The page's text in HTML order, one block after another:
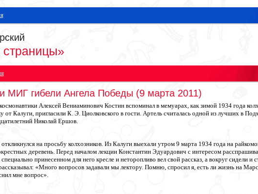
МИГ гибели Ангела Победы (9 марта 2011)
Алексей Вениаминович Костин вспоминал в мемуарах, как зимой 1934 года
от Калуги, пригласили К. Э. Циолковского в гости. Артель считалась одной из лучших в
Николай Ершов.
на просьбу колхозников. Из Калуги выехали утром 9 марта 1934 года на
деревень. Перед началом лекции Константин Эдуардович с интересом
принесенном для него кресле и неторопливо вел свой рассказ, а вокруг сидели
«Много вопросов задавали мы лектору. Помню, спросил я, есть ли жизнь на
мне вопрос».